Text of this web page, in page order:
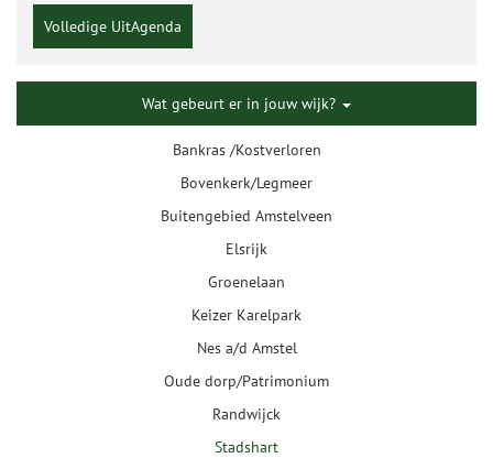
Volledige UitAgenda
Wat gebeurt er in jouw wijk?
Bankras /Kostverloren
Bovenkerk/Legmeer
Buitengebied Amstelveen
Elsrijk
Groenelaan
Keizer Karelpark
Nes a/d Amstel
Oude dorp/Patrimonium
Randwijck
Stadshart